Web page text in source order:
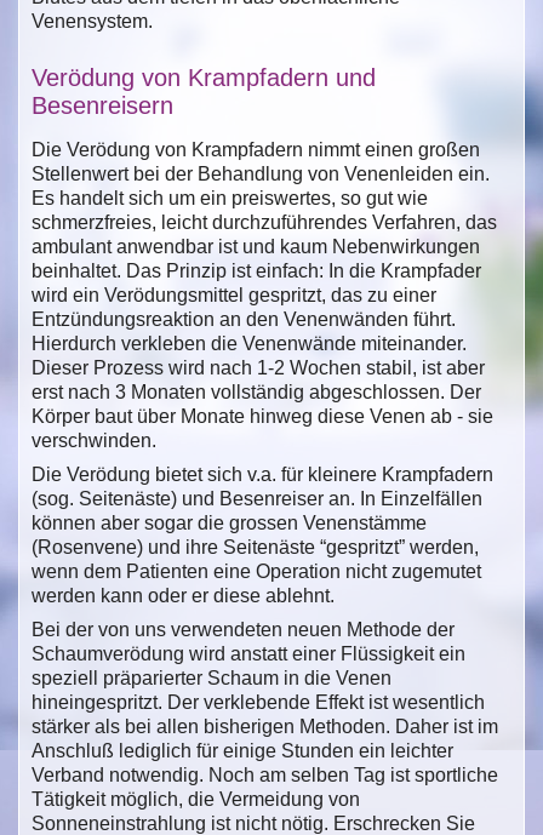
Venensystem.
Verödung von Krampfadern und
Besenreisern
Die Verödung von Krampfadern nimmt einen großen
Stellenwert bei der Behandlung von Venenleiden ein.
Es handelt sich um ein preiswertes, so gut wie
schmerzfreies, leicht durchzuführendes Verfahren, das
ambulant anwendbar ist und kaum Nebenwirkungen
beinhaltet. Das Prinzip ist einfach: In die Krampfader
wird ein Verödungsmittel gespritzt, das zu einer
Entzündungsreaktion an den Venenwänden führt.
Hierdurch verkleben die Venenwände miteinander.
Dieser Prozess wird nach 1-2 Wochen stabil, ist aber
erst nach 3 Monaten vollständig abgeschlossen. Der
Körper baut über Monate hinweg diese Venen ab - sie
verschwinden.
Die Verödung bietet sich v.a. für kleinere Krampfadern
(sog. Seitenäste) und Besenreiser an. In Einzelfällen
können aber sogar die grossen Venenstämme
(Rosenvene) und ihre Seitenäste “gespritzt” werden,
wenn dem Patienten eine Operation nicht zugemutet
werden kann oder er diese ablehnt.
Bei der von uns verwendeten neuen Methode der
Schaumverödung wird anstatt einer Flüssigkeit ein
speziell präparierter Schaum in die Venen
hineingespritzt. Der verklebende Effekt ist wesentlich
stärker als bei allen bisherigen Methoden. Daher ist im
Anschluß lediglich für einige Stunden ein leichter
Verband notwendig. Noch am selben Tag ist sportliche
Tätigkeit möglich, die Vermeidung von
Sonneneinstrahlung ist nicht nötig. Erschrecken Sie